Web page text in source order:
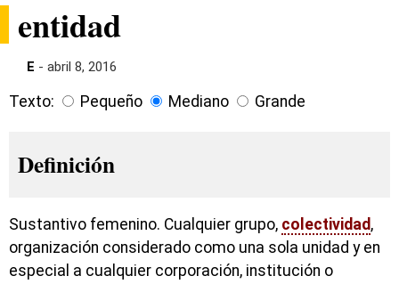
entidad
E - abril 8, 2016
Texto: Pequeño Mediano Grande
Definición
Sustantivo femenino. Cualquier grupo, colectividad,
organización considerado como una sola unidad y en
especial a cualquier corporación, institución o